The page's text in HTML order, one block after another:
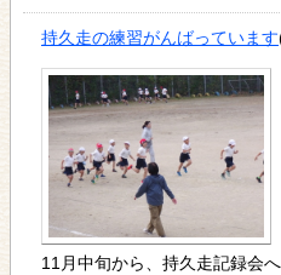
持久走の練習がんばっています
11月中旬から、持久走記録会